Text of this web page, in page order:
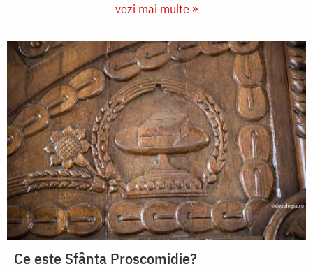
vezi mai multe »
Ce este Sfânta Proscomidie?